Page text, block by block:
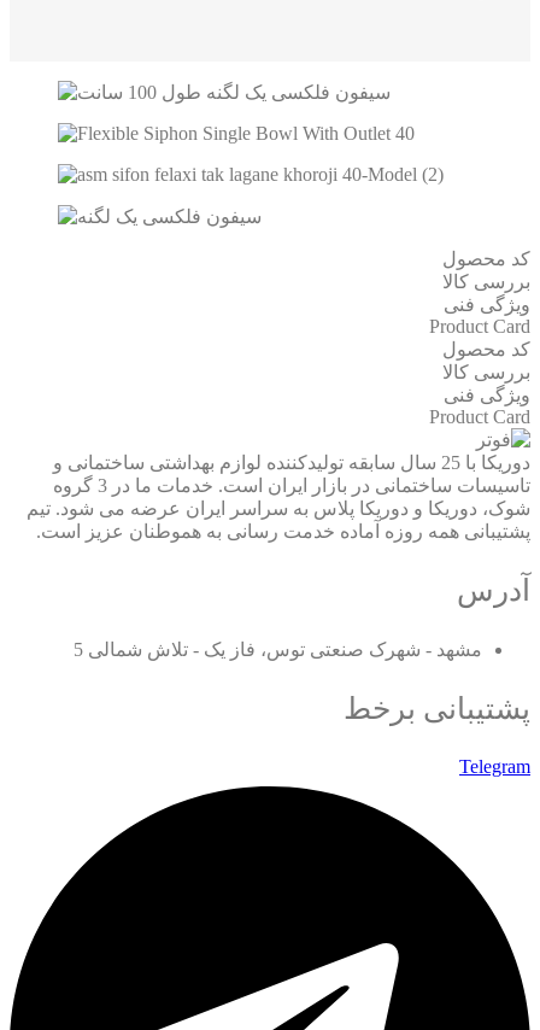
کد محصول
بررسی کالا
ویژگی فنی
Product Card
کد محصول
بررسی کالا
ویژگی فنی
Product Card
دوریکا با 25 سال سابقه تولیدکننده لوازم بهداشتی ساختمانی و
تاسیسات ساختمانی در بازار ایران است. خدمات ما در 3 گروه
شوک، دوریکا و دوریکا پلاس به سراسر ایران عرضه می شود. تیم
پشتیبانی همه روزه آماده خدمت رسانی به هموطنان عزیز است.
آدرس
مشهد - شهرک صنعتی توس، فاز یک - تلاش شمالی 5
پشتیبانی برخط
Telegram